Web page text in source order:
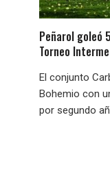
Peñarol goleó
Torneo
El conjunto
Bohemio con
por segundo